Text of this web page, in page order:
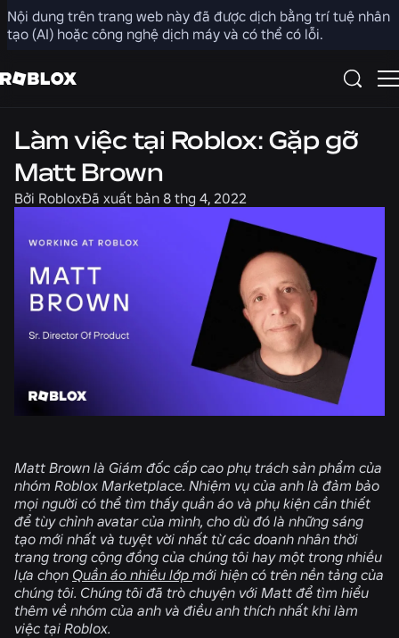
Nội dung trên trang web này đã được dịch bằng trí tuệ nhân
tạo (AI) hoặc công nghệ dịch máy và có thể có lỗi.
Chia sẻ
Tuyển dụng
Làm việc tại Roblox: Gặp gỡ
Matt Brown
Bởi RobloxĐã xuất bản 8 thg 4, 2022
Matt Brown là Giám đốc cấp cao phụ trách sản phẩm của
nhóm Roblox Marketplace. Nhiệm vụ của anh là đảm bảo
mọi người có thể tìm thấy quần áo và phụ kiện cần thiết
để tùy chỉnh avatar của mình, cho dù đó là những sáng
tạo mới nhất và tuyệt vời nhất từ các doanh nhân thời
trang trong cộng đồng của chúng tôi hay một trong nhiều
lựa chọn Quần áo nhiều lớp mới hiện có trên nền tảng của
chúng tôi. Chúng tôi đã trò chuyện với Matt để tìm hiểu
thêm về nhóm của anh và điều anh thích nhất khi làm
việc tại Roblox.